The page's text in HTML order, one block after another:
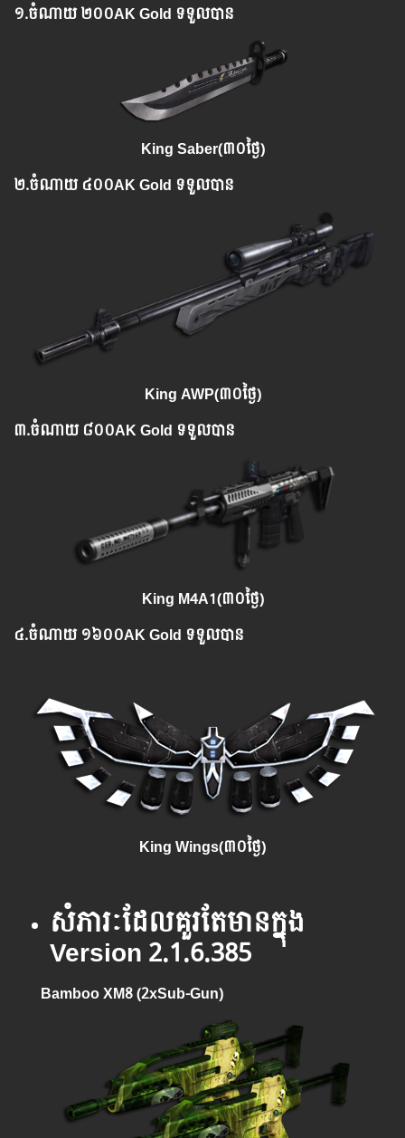
១.​ចំណាយ ២០០AK Gold ទទួលបាន
King Saber(៣០ថ្ងៃ)
២.​ចំណាយ ៤០០AK Gold ទទួលបាន
King AWP(៣០ថ្ងៃ)
៣.​ចំណាយ ៨០០AK Gold ទទួលបាន
King M4A1(៣០ថ្ងៃ)
៤.​ចំណាយ ១៦០០AK Gold ទទួលបាន
King Wings(៣០ថ្ងៃ)
សំភារៈដែលគួរតែមានក្នុង
Version 2.1.6.385
Bamboo XM8 (2xSub-Gun)